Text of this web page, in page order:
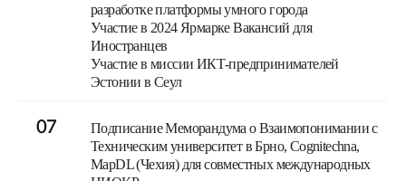
разработке платформы умного города
Участие в 2024 Ярмарке Вакансий для
Иностранцев
Участие в миссии ИКТ-предпринимателей
Эстонии в Сеул
07
Подписание Меморандума о Взаимопонимании с
Техническим университет в Брно, Cognitechna,
MapDL (Чехия) для совместных международных